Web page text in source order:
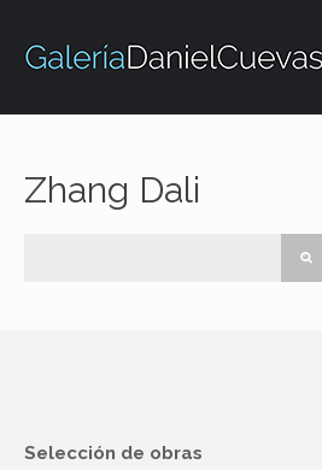
Zhang Dali
Selección de obras